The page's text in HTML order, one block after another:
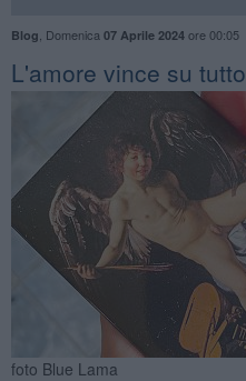
Blog Domenica 07 Aprile 2024ore 00:05
L'amore vince su tutto
foto Blue Lama